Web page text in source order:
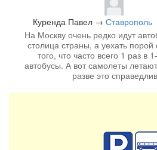
Куренда Павел→ Ставрополь
На Москву очень редко идут
столица страны, а уехать порой
того, что часто всего 1 раз в
автобусы. А вот самолеты
разве это